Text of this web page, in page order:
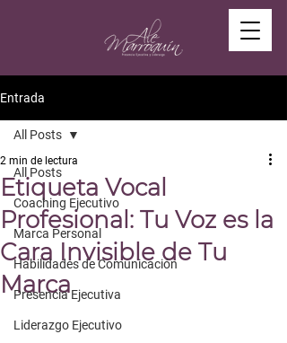
Entrada
All Posts
Coaching Ejecutivo
Marca Personal
Habilidades de Comunicación
Presencia Ejecutiva
Liderazgo Ejecutivo
All Posts
Etiqueta Vocal
Profesional: Tu Voz es la
Cara Invisible de Tu
Marca
2 min de lectura